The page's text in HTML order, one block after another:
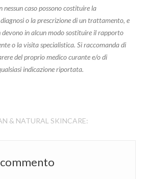
caso possono costituire la
o la prescrizione di un trattamento, e
devono in alcun modo sostituire il rapporto
o la visita specialistica. Si raccomanda di
del proprio medico curante e/o di
indicazione riportata.
& NATURAL SKINCARE:
commento